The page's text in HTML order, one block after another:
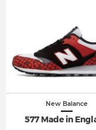
New Balance
577 Made in